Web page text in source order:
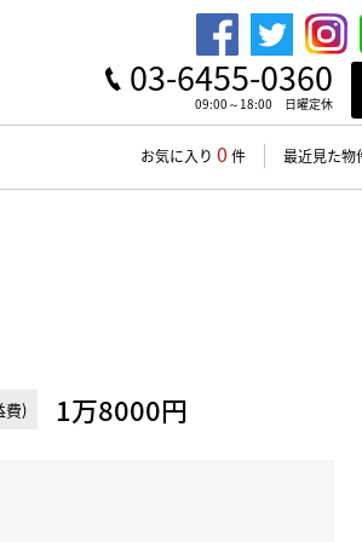
03-6455-0360
09:00～18:00 日曜定休
お気に入り 0 件 最近見た物
費) 1万8000円